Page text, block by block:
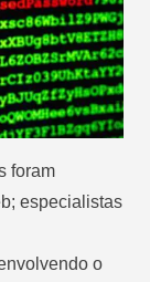
foram
especialistas
o